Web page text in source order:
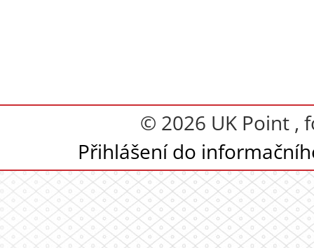
© 2026 UK Point ,
Přihlášení do